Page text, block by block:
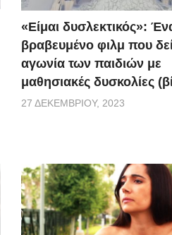
«Είμαι δυσλεκτικός»:
βραβευμένο φιλμ που
αγωνία των παιδιών με
μαθησιακές δυσκολίες
27 ΔΕΚΕΜΒΡΊΟΥ, 2023